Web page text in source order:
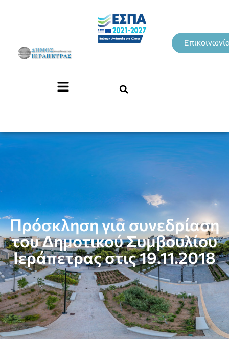
Πρόσκληση για συνεδρίαση
του Δημοτικού Συμβουλίου
Ιεράπετρας στις 19.11.2018